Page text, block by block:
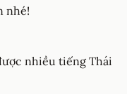
nhé!
nhiều tiếng Thái